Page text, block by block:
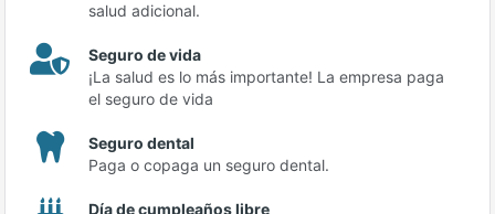
salud adicional.
Seguro de vida
¡La salud es lo más importante! La empresa paga
el seguro de vida
Seguro dental
Paga o copaga un seguro dental.
Día de cumpleaños libre